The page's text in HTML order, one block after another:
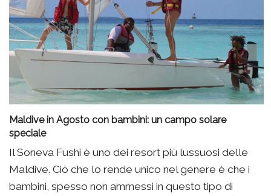
Maldive in Agosto con bambini: un campo solare
speciale
Il Soneva Fushi è uno dei resort più lussuosi delle
Maldive. Ciò che lo rende unico nel genere è che i
bambini, spesso non ammessi in questo tipo di